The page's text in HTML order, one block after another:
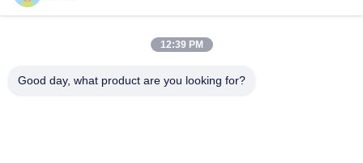
12:39 PM
Good day, what product are you looking for?